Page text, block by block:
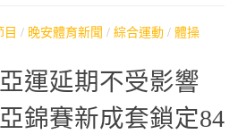
目 / 晚安體育新聞 / 綜合運動 / 體操
運延期不受影響
錦賽新成套鎖定84